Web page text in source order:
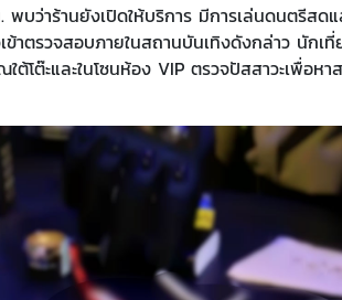
พบว่าร้านยังเปิดให้บริการ มีการเล่นดนตรีสด
ข้าตรวจสอบภายในสถานบันเทิงดังกล่าว นักเ
ต้โต๊ะและในโซนห้อง VIP ตรวจปัสสาวะเพื่อ